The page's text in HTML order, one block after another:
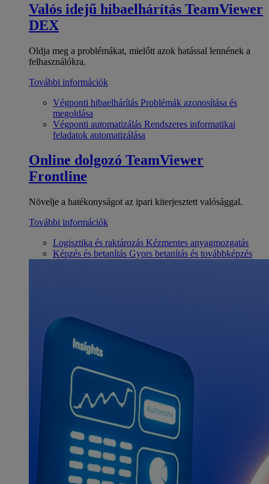
Valós idejű hibaelhárítás TeamViewer
DEX
Oldja meg a problémákat, mielőtt azok hatással lennének a
felhasználókra.
További információk
Végponti hibaelhárítás Problémák azonosítása és
megoldása
Végponti automatizálás Rendszeres informatikai
feladatok automatizálása
Online dolgozó TeamViewer
Frontline
Növelje a hatékonyságot az ipari kiterjesztett valósággal.
További információk
Logisztika és raktározás Kézmentes anyagmozgatás
Képzés és betanítás Gyors betanítás és továbbképzés